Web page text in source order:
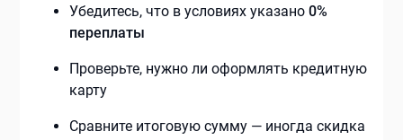
Убедитесь, что в условиях указано0%
переплаты
Проверьте, нужно ли оформлять кредитную
карту
Сравните итоговую сумму — иногда скидка